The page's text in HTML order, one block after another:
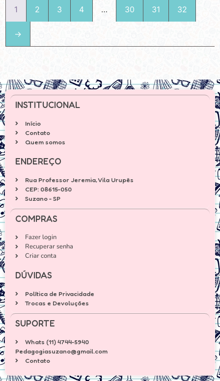
1 2 3 4 … 30 31 32
→
INSTITUCIONAL
Início
Contato
Quem somos
ENDEREÇO
Rua Professor Jeremia, Vila Urupês
CEP: 08615-050
Suzano - SP
COMPRAS
Fazer login
Recuperar senha
Criar conta
DÚVIDAS
Política de Privacidade
Trocas e Devoluções
SUPORTE
Whats (11) 4744-5940
Pedagogiasuzano@gmail.com
Contato